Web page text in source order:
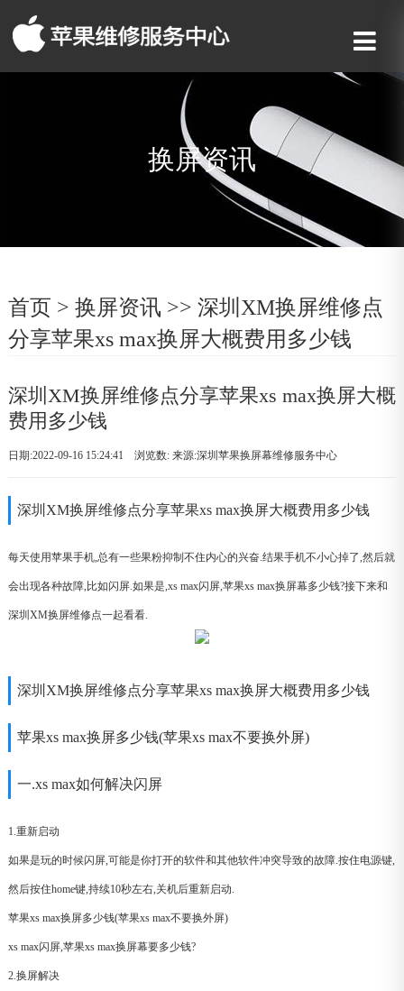
换屏资讯
首页 > 换屏资讯 >> 深圳XM换屏维修点
分享苹果xs max换屏大概费用多少钱
深圳XM换屏维修点分享苹果xs max换屏大概
费用多少钱
日期:2022-09-16 15:24:41 浏览数:来源:深圳苹果换屏幕维修服务中心
深圳XM换屏维修点分享苹果xs max换屏大概费用多少钱
每天使用苹果手机,总有一些果粉抑制不住内心的兴奋.结果手机不小心掉了,然后就
会出现各种故障,比如闪屏.如果是,xs max闪屏,苹果xs max换屏幕多少钱?接下来和
深圳XM换屏维修点一起看看.
深圳XM换屏维修点分享苹果xs max换屏大概费用多少钱
苹果xs max换屏多少钱(苹果xs max不要换外屏)
一.xs max如何解决闪屏
1.重新启动
如果是玩的时候闪屏,可能是你打开的软件和其他软件冲突导致的故障.按住电源键,
然后按住home键,持续10秒左右,关机后重新启动.
苹果xs max换屏多少钱(苹果xs max不要换外屏)
xs max闪屏,苹果xs max换屏幕要多少钱?
2.换屏解决